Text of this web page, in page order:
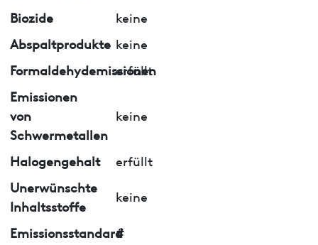
Biozide
keine
Abspaltprodukte keine
Formaldehydemissionen
erfüllt
Emissionen
von
Schwermetallen
keine
Halogengehalt
erfüllt
Unerwünschte
Inhaltsstoffe
keine
Emissionsstandard
#